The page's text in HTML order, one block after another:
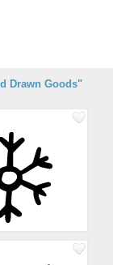
Drawn Goods"